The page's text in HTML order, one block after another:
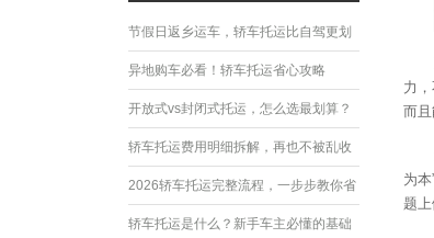
节假日返乡运车，轿车托运比自驾更划
算
异地购车必看！轿车托运省心攻略
开放式vs封闭式托运，怎么选最划算？
轿车托运费用明细拆解，再也不被乱收
费
2026轿车托运完整流程，一步步教你省
心运车
轿车托运是什么？新手车主必懂的基础
力
而且
为
题